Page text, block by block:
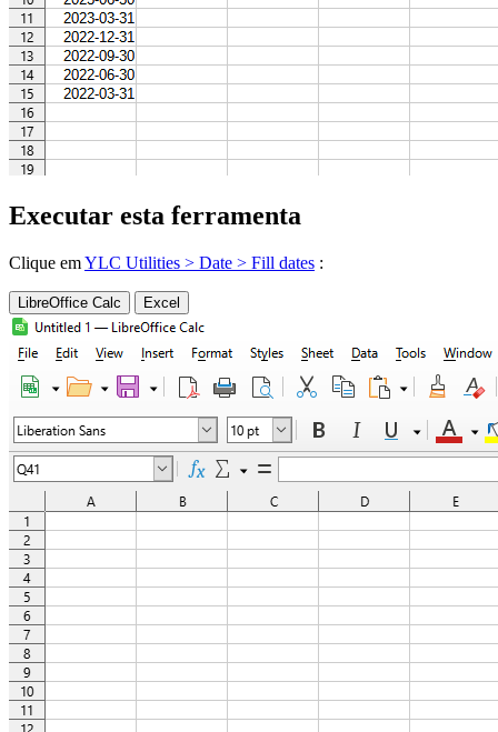
Executar esta ferramenta
Clique emYLC Utilities > Date > Fill dates :
LibreOffice Calc Excel